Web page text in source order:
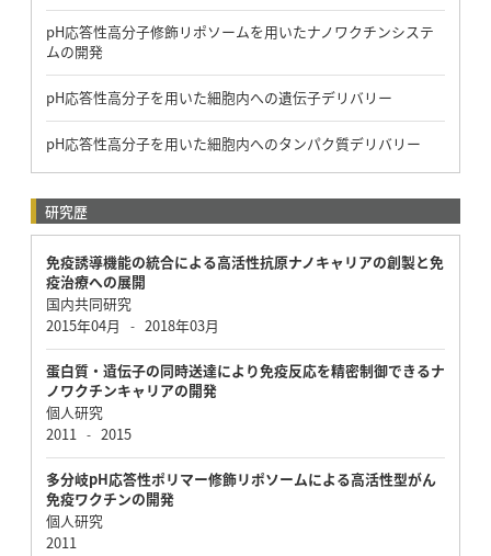
pH応答性高分子修飾リポソームを用いたナノワクチンシステ
ムの開発
pH応答性高分子を用いた細胞内への遺伝子デリバリー
pH応答性高分子を用いた細胞内へのタンパク質デリバリー
研究歴
免疫誘導機能の統合による高活性抗原ナノキャリアの創製と免
疫治療への展開
国内共同研究
2015年04月
- 2018年03月
蛋白質・遺伝子の同時送達により免疫反応を精密制御できるナ
ノワクチンキャリアの開発
個人研究
2011
- 2015
多分岐pH応答性ポリマー修飾リポソームによる高活性型がん
免疫ワクチンの開発
個人研究
2011